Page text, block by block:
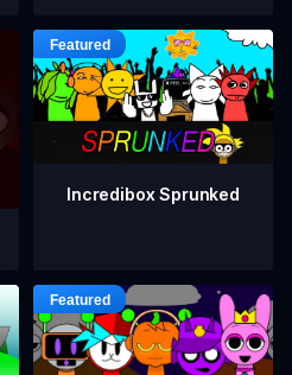
Incredibox Sprunked